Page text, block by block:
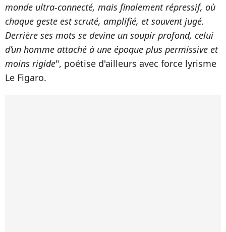
monde ultra-connecté, mais finalement répressif, où
chaque geste est scruté, amplifié, et souvent jugé.
Derrière ses mots se devine un soupir profond, celui
d’un homme attaché à une époque plus permissive et
moins rigide", poétise d'ailleurs avec force lyrisme
Le Figaro.